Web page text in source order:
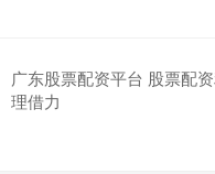
广东股票配资平台 股票配
理借力